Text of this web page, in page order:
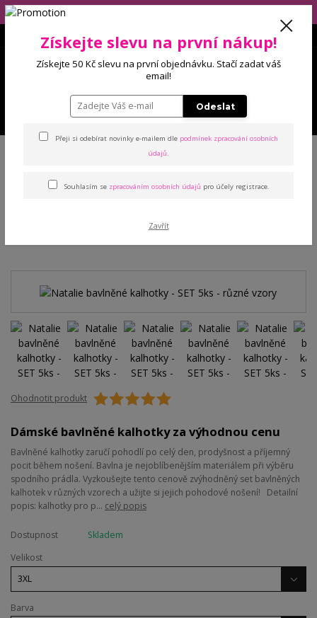
Eshop má dovolenou (10.-14.8), balíčky budeme odesílat 17.8.2026!
Kalhotky
Natalie bavlněné kalhotky - SET 5ks - různé
SET 5ks - různé vzory
Ohodnotit produkt
Dámské bavlněné kalhotky za výhodnou cenu
Bavlněné kalhotky zaručí pohodlí po celý den, prodyšnost a příjemný
pocit během nošení. Bavlna je nejoblíbenějším materiálem při výběru
spodního prádla. Vyzkoušejte tento cenově zvýhodněný set bavlněných
kalhotek v různých vzorech a užijte si jejich pohodové nošení! Detailní
popis: kalhotky pro p... celý popis
Dostupnost
Skladem
Velikost
Barva
Získejte slevu na první nákup!
Získejte 50 Kč slevu na první objednávku. Stačí zadat váš
email!
Odeslat
Přeji si odebírat novinky e-mailem dle podmínek zpracování osobních
údajů.
Souhlasím se zpracováním osobních údajů pro účely registrace.
Zavřít